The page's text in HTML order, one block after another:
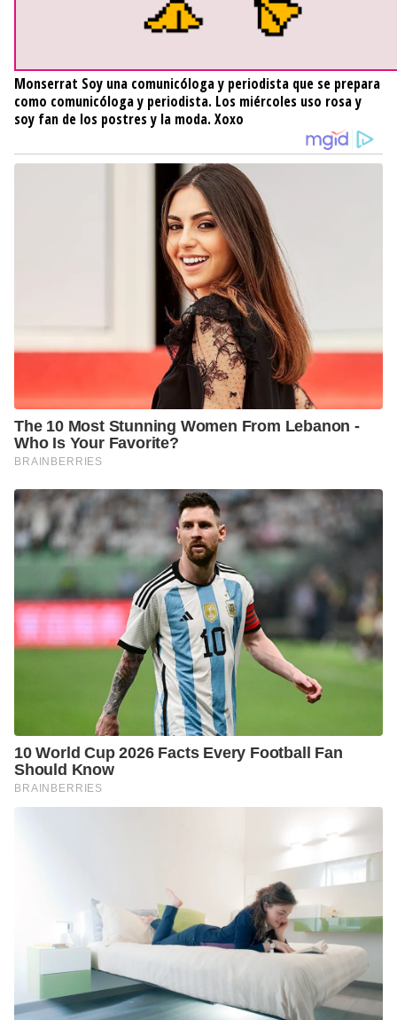
Monserrat Soy una comunicóloga y periodista que se prepara
como comunicóloga y periodista. Los miércoles uso rosa y
soy fan de los postres y la moda. Xoxo